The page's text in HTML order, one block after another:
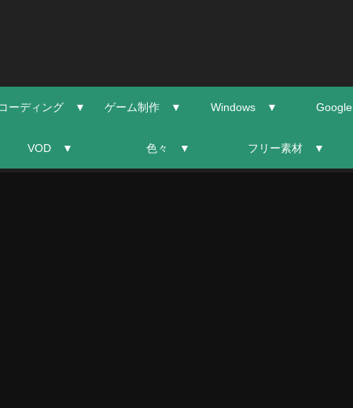
コーディング ▼ ゲーム制作 ▼ Windows ▼
VOD ▼ 色々 ▼ フリー素材 ▼